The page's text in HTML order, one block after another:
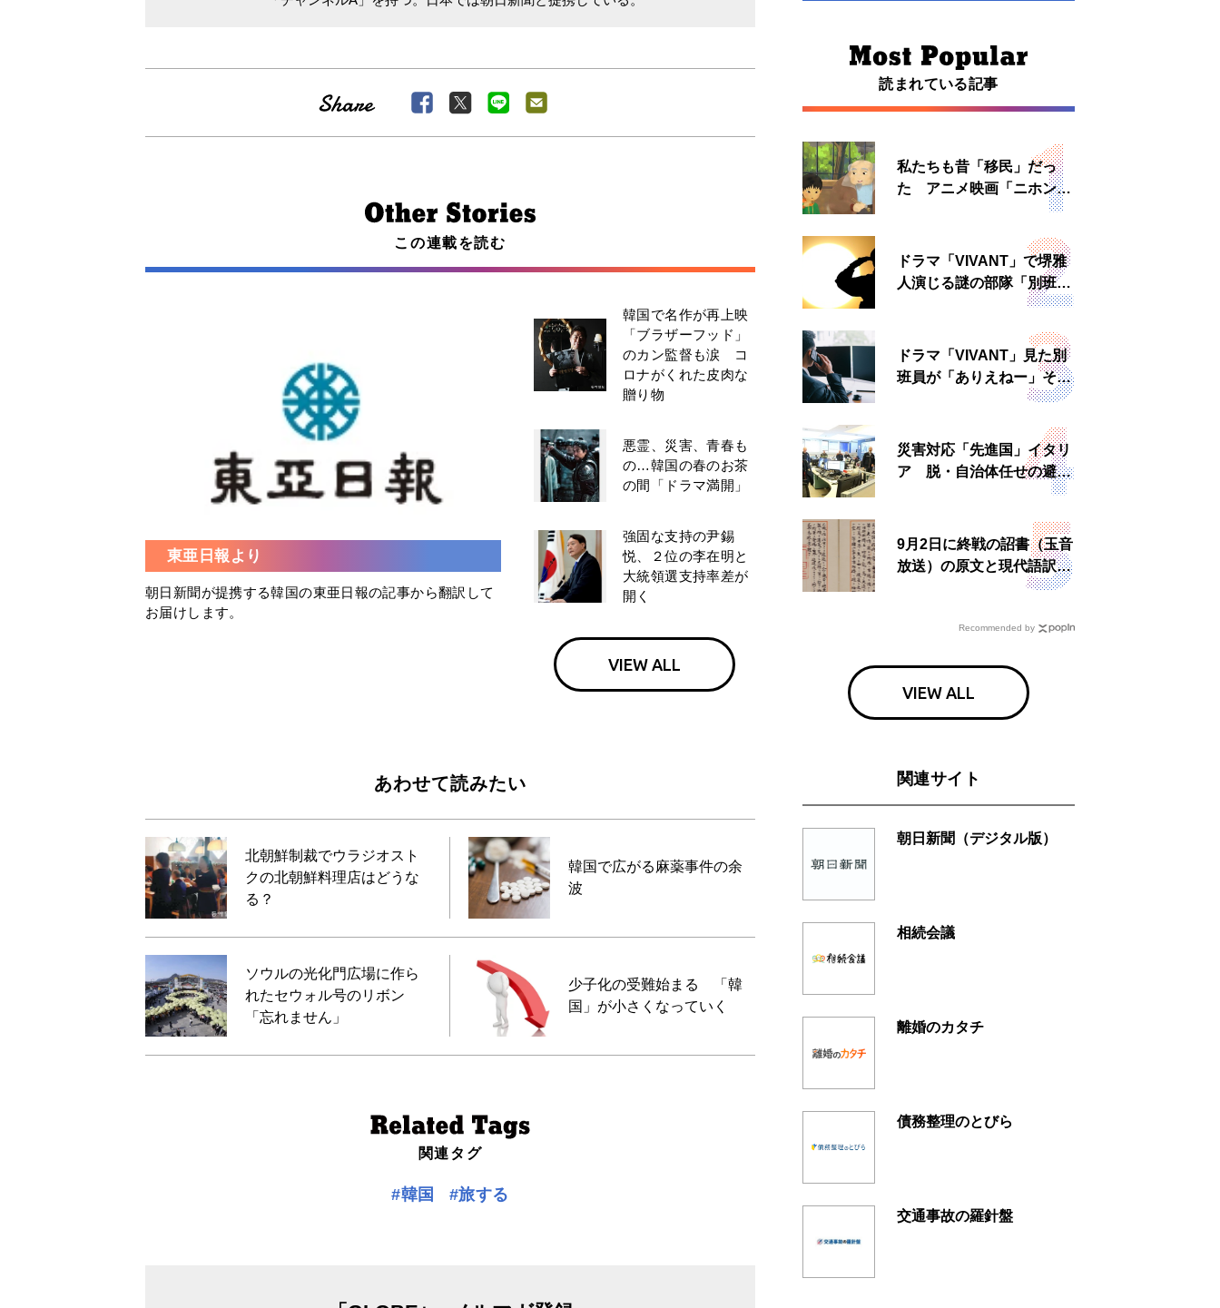
この連載を読む
東亜日報より
朝日新聞が提携する韓国の東亜日報の記事から翻訳して
お届けします。
韓国で名作が再上映
「ブラザーフッド」
のカン監督も涙 コ
ロナがくれた皮肉な
贈り物
悪霊、災害、青春も
の…韓国の春のお茶
の間「ドラマ満開」
強固な支持の尹錫
悦、２位の李在明と
大統領選支持率差が
開く
VIEW ALL
あわせて読みたい
北朝鮮制裁でウラジオスト
クの北朝鮮料理店はどうな
る？
韓国で広がる麻薬事件の余
波
ソウルの光化門広場に作ら
れたセウォル号のリボン
「忘れません」
少子化の受難始まる 「韓
国」が小さくなっていく
関連タグ
#韓国 #旅する
読まれている記事
私たちも昔「移民」だっ
た アニメ映画「ニホンジ
ドラマ「VIVANT」で堺雅
人演じる謎の部隊「別班」
は実在する？内情知る人物
ドラマ「VIVANT」見た別
班員が「ありえねー」その
理由とは 非公然組織ゆえ
災害対応「先進国」イタリ
ア 脱・自治体任せの避難
所運営、被災者への温かい
9月2日に終戦の詔書（玉音
放送）の原文と現代語訳を
読む もう一つの「終戦の
Recommended by
VIEW ALL
関連サイト
朝日新聞（デジタル版）
相続会議
離婚のカタチ
債務整理のとびら
交通事故の羅針盤